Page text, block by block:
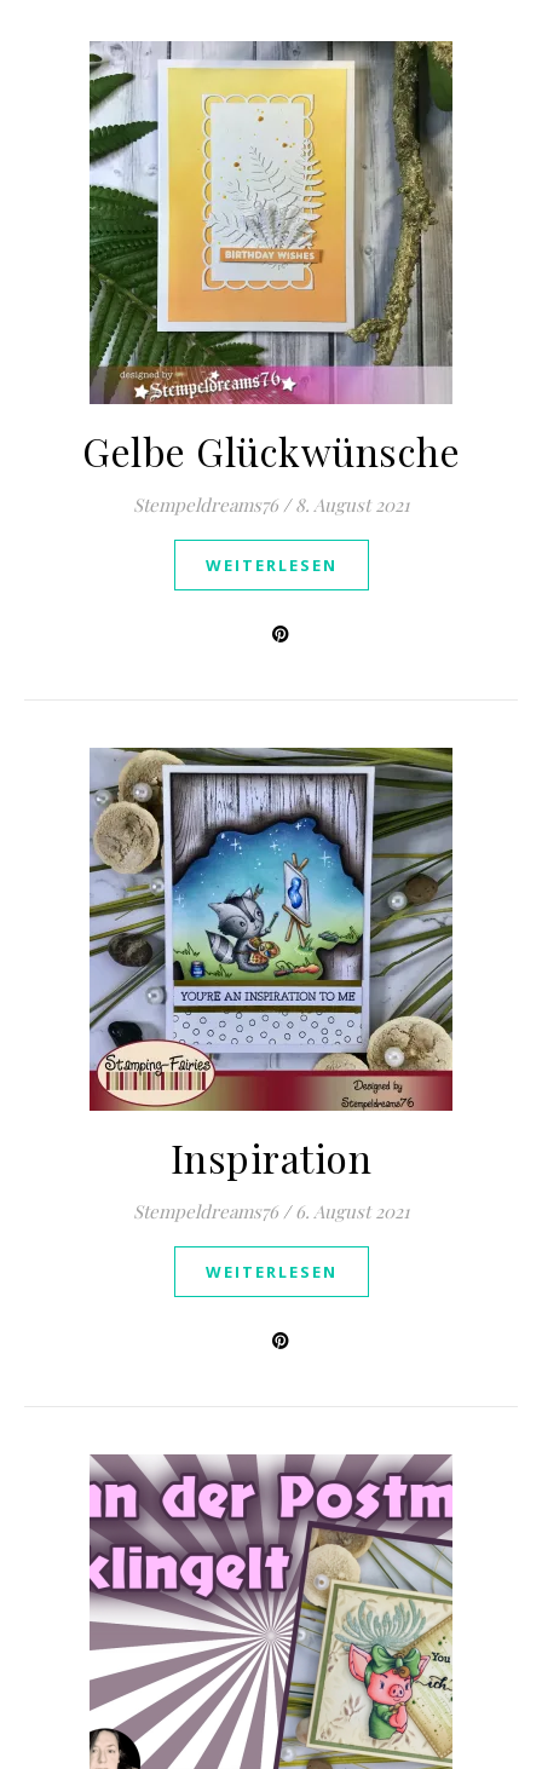
Gelbe Glückwünsche
Stempeldreams76 / 8. August 2021
WEITERLESEN
Inspiration
Stempeldreams76 / 6. August 2021
WEITERLESEN